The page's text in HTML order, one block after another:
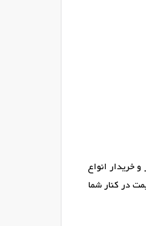
و خریدار انواع
در کنار شما